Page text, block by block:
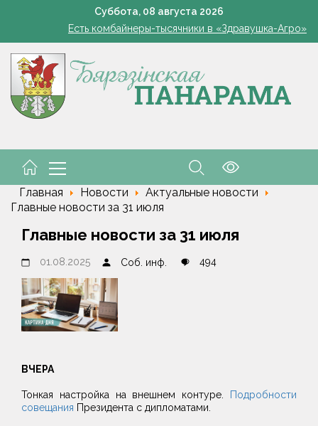
Суббота, 08 августа 2026
В Жорновке проходит турслёт сотрудников ГКСЭ
Есть комбайнеры-тысячники в «Здравушка-Агро»
Белоруска Орел завоевала серебро чемпионата Европы по
В Белыничском районе погиб мотоциклист после
В Жорновке проходит турслёт сотрудников ГКСЭ
Белоруска Орел завоевала серебро чемпионата Европы по
Главная Новости
Актуальные новости
Главные новости за 31 июля
Главные новости за 31 июля
01.08.2025 Соб. инф. 494
ВЧЕРА
Тонкая настройка на внешнем контуре.
Подробности
совещания Президента с дипломатами.